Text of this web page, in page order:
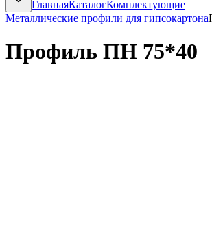
ГлавнаяКаталогКомплектующие
Металлические профили для гипсокартона
Профиль ПН 75*40